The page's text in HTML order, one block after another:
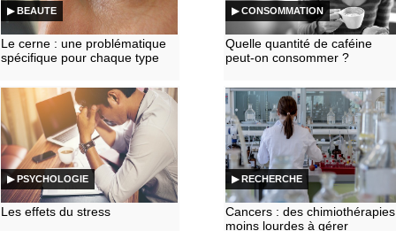
▶ BEAUTE
Le cerne : une problématique
spécifique pour chaque type
▶ CONSOMMATION
Quelle quantité de caféine
peut-on consommer ?
▶ PSYCHOLOGIE
Les effets du stress
▶ RECHERCHE
Cancers : des chimiothérapies
moins lourdes à gérer